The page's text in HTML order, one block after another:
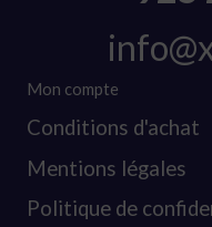
Mon compte
Conditions d'achat
Mentions légales
Politique de